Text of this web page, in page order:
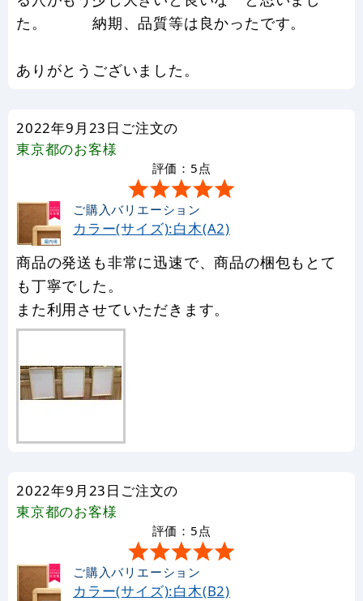
た。 納期、品質等は良かったです。
ありがとうございました。
2022年9月23日ご注文の
東京都のお客様
評価：5点
ご購入バリエーション
カラー(サイズ):白木(A2)
商品の発送も非常に迅速で、商品の梱包もとて
も丁寧でした。
また利用させていただきます。
2022年9月23日ご注文の
東京都のお客様
評価：5点
ご購入バリエーション
カラー(サイズ):白木(B2)